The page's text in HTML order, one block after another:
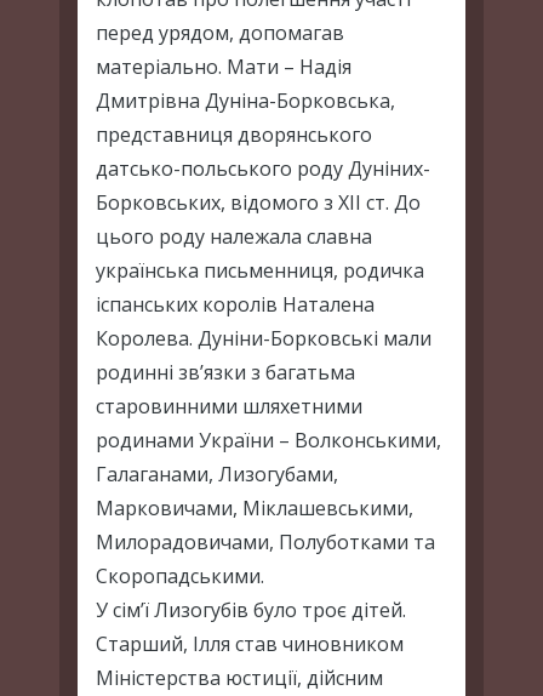
перед урядом, допомагав
матеріально. Мати – Надія
Дмитрівна Дуніна-Борковська,
представниця дворянського
датсько-польського роду Дуніних-
Борковських, відомого з ХІІ ст. До
цього роду належала славна
українська письменниця, родичка
іспанських королів Наталена
Королева. Дуніни-Борковські мали
родинні зв’язки з багатьма
старовинними шляхетними
родинами України – Волконськими,
Галаганами, Лизогубами,
Марковичами, Міклашевськими,
Милорадовичами, Полуботками та
Скоропадськими.
У сім’ї Лизогубів було троє дітей.
Старший, Ілля став чиновником
Міністерства юстиції, дійсним